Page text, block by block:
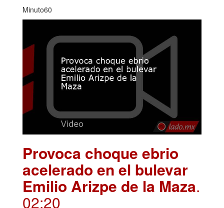
Minuto60
Provoca choque ebrio
acelerado en el bulevar
Emilio Arizpe de la Maza.
02:20